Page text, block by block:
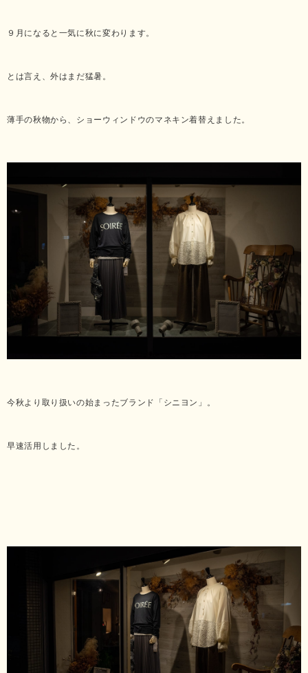
９月になると一気に秋に変わります。
とは言え、外はまだ猛暑。
薄手の秋物から、ショーウィンドウのマネキン着替えました。
今秋より取り扱いの始まったブランド「シニヨン」。
早速活用しました。